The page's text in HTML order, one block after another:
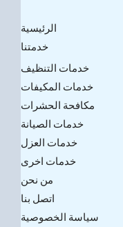
الرئيسية
خدمتنا
خدمات التنظيف
خدمات المكيفات
مكافحة الحشرات
خدمات الصيانة
خدمات العزل
خدمات اخرى
من نحن
اتصل بنا
سياسة الخصوصية